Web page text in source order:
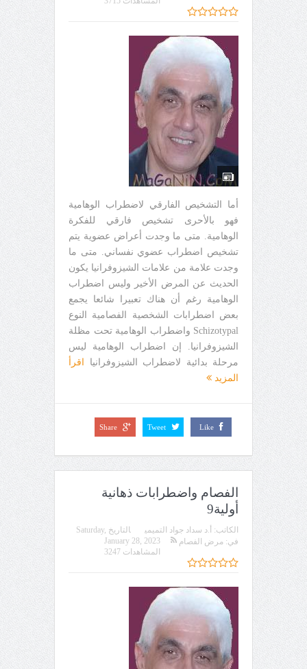
أما التشخيص الفارقي لاضطراب الوهامية
فهو بالأحرى تشخيص فارقي للفكرة
الوهامية. متى ما وجدت أعراض عضوية يتم
تشخيص اضطراب عضوي نفساني. متى ما
وجدت علامة من علامات الشيزوفرانيا يكون
الحديث عن المرض الأخير وليس اضطراب
الوهامية رغم أن هناك تعبيرا شائعا يجمع
بعض اضطرابات الشخصية الفصامية النوع
Schizotypal واضطراب الوهامية تحت مظلة
الشيزوفرانيا. إن اضطراب الوهامية ليس
مرحلة بدائية لاضطراب الشيزوفرانيا
اقرأ
المزيد
Like
Tweet
Share
الفصام واضطرابات ذهانية
أولية9
الكاتب: أ.د سداد جواد التميمي التاريخ Saturday,
January 28, 2023
في: مرض الفصام
المشاهدات 3247